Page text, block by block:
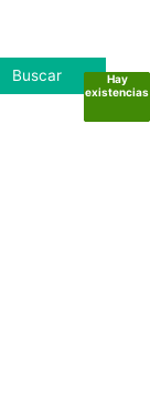
Buscar
Hay
existencias
Hay
existencias
Hay
existencias
Hay
existencias